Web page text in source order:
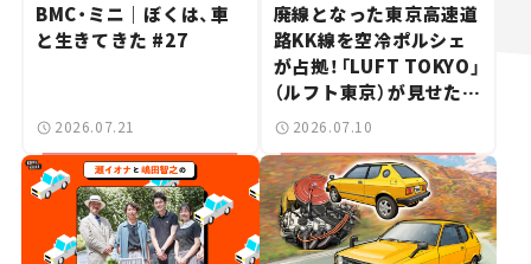
BMC・ミニ｜ぼくは、車
と生きてきた #27
2026.07.21
廃線となった東京高速道
路KK線を空冷ポルシェ
が占拠！「LUFT TOKYO」
（ルフト東京）が見せた奇
跡の一日——ハッサンの
信 #2
2026.07.10